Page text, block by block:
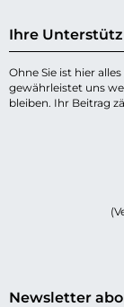
Ihre
Ohne Sie ist hier
gewährleistet uns
bleiben. Ihr Beitrag
Newsletter